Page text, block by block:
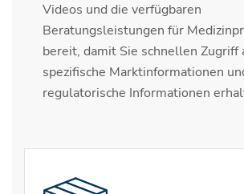
Videos und die verfügbaren
Beratungsleistungen für
bereit, damit Sie schnellen Zugriff
spezifische Marktinformationen
regulatorische Informationen